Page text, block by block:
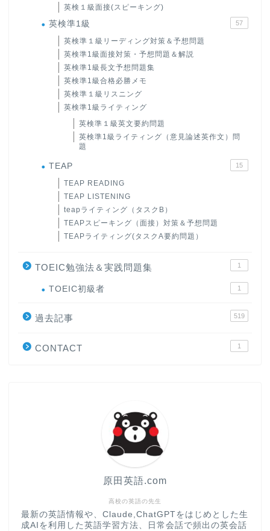
英検１級面接(スピーキング)
英検準1級 57
英検準１級リーディング対策＆予想問題
英検準1級面接対策・予想問題＆解説
英検準1級長文予想問題集
英検準1級合格必勝メモ
英検準１級リスニング
英検準1級ライティング
英検準１級英文要約問題
英検準1級ライティング（意見論述英作文）問
題
TEAP 15
TEAP READING
TEAP LISTENING
teapライティング（タスクB）
TEAPスピーキング（面接）対策＆予想問題
TEAPライティング(タスクA要約問題）
TOEIC勉強法＆実践問題集 1
TOEIC初級者 1
過去記事 519
CONTACT 1
高校の英語の先生
原田英語.com
最新の英語情報や、Claude,ChatGPTをはじめとした生
成AIを利用した英語学習方法、日常会話で頻出の英会話
大学入試英語対策講座
英語名言・格言・カッコい
い英語＆素敵な英文フレー